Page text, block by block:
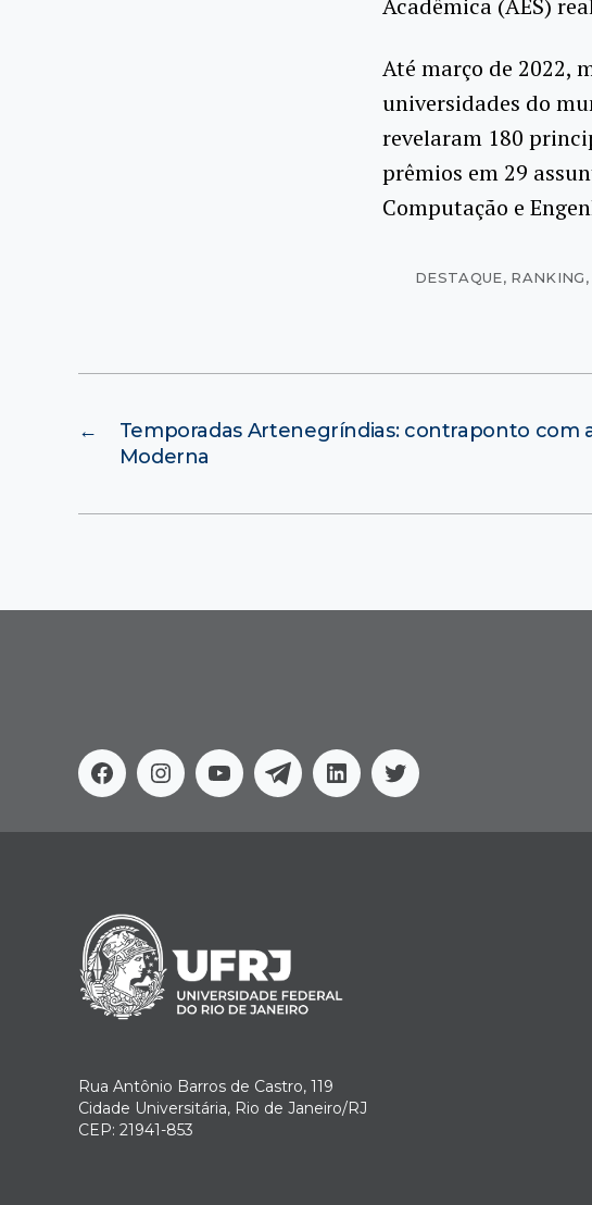
Acadêmica (AES)
Até março de 2022,
universidades do
revelaram 180
prêmios em 29
Computação e
DESTAQUE, RANKING
←
Temporadas Artenegríndias: contraponto com
Moderna
FacebookInstagram
YoutubeTelegramLinkedinTwitter
Rua Antônio Barros de Castro, 119
Cidade Universitária, Rio de Janeiro/RJ
CEP: 21941-853